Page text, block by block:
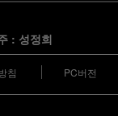
: 성정희
침 PC버전